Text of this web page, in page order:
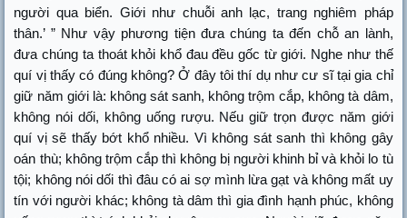
người qua biển. Giới như chuỗi anh lạc, trang nghiêm pháp
thân.’ ” Như vậy phương tiện đưa chúng ta đến chỗ an lành,
đưa chúng ta thoát khỏi khổ đau đều gốc từ giới. Nghe như thế
quí vị thấy có đúng không? Ở đây tôi thí dụ như cư sĩ tại gia chỉ
giữ năm giới là: không sát sanh, không trộm cắp, không tà dâm,
không nói dối, không uống rượu. Nếu giữ trọn được năm giới
quí vị sẽ thấy bớt khổ nhiều. Vì không sát sanh thì không gây
oán thù; không trộm cắp thì không bị người khinh bỉ và khỏi lo tù
tội; không nói dối thì đâu có ai sợ mình lừa gạt và không mất uy
tín với người khác; không tà dâm thì gia đình hạnh phúc, không